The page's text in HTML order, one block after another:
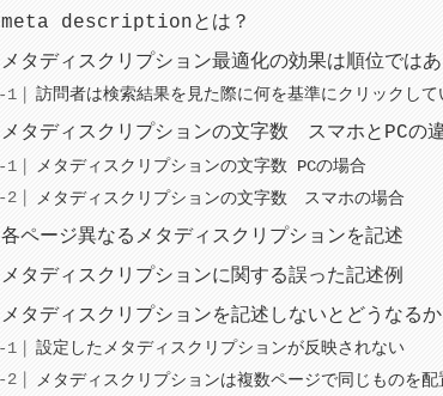
meta descriptionとは？
メタディスクリプション最適化の効果は順位では
訪問者は検索結果を見た際に何を基準にクリックして
メタディスクリプションの文字数 スマホとPCの
メタディスクリプションの文字数 PCの場合
メタディスクリプションの文字数 スマホの場合
各ページ異なるメタディスクリプションを記述
メタディスクリプションに関する誤った記述例
メタディスクリプションを記述しないとどうなるか
設定したメタディスクリプションが反映されない
メタディスクリプションは複数ページで同じものを配